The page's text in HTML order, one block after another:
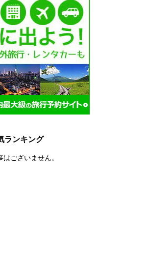
ランキング
ございません。